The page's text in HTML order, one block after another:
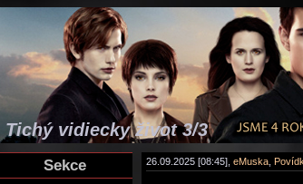
Tichý vidiecky život 3/3
Sekce 26.09.2025 [08:45], eMuska